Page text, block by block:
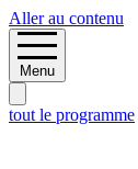
Aller au contenu
Menu
tout le programme